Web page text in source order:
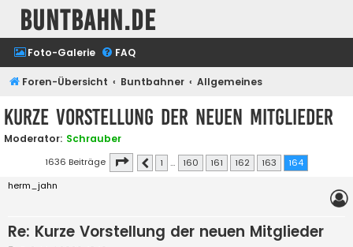
buntbahn.de
Foto-Galerie FAQ
Foren-Übersicht Buntbahner Allgemeines
Kurze Vorstellung der neuen Mitglieder
Moderator: Schrauber
1636 Beiträge Seite 164 von164
Vorherige
1 … 160 161 162 163
164
herm_jahn
Re: Kurze Vorstellung der neuen Mitglieder